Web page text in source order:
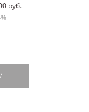
руб.
%